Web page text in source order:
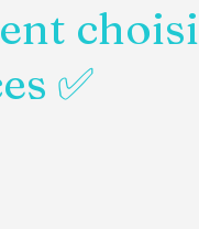
✅
sur 5.